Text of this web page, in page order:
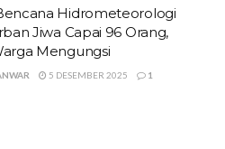
Hidrometeorologi
Jiwa Capai 96 Orang,
Mengungsi
5 DESEMBER 2025 1